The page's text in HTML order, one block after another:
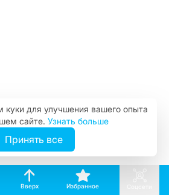
Вверх Избранное
куки для улучшения вашего опыта
сайте. Узнать больше
Принять все